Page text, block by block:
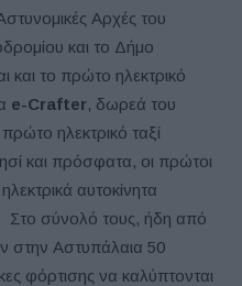
Αρχές του
και το Δήμο
και το πρώτο ηλεκτρικό
e-Crafter, δωρεά του
ηλεκτρικό ταξί
και πρόσφατα, οι πρώτοι
αυτοκίνητα
Στο σύνολό τους, ήδη από
στην Αστυπάλαια 50
φόρτισης να καλύπτονται